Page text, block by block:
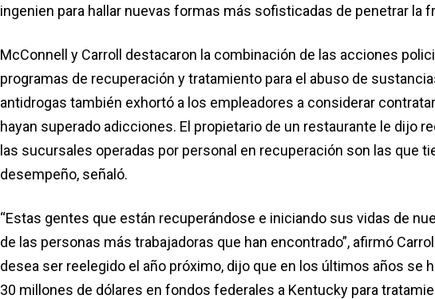
ingenien para hallar nuevas formas más sofisticadas de penetrar la
McConnell y Carroll destacaron la combinación de las acciones
programas de recuperación y tratamiento para el abuso de
antidrogas también exhortó a los empleadores a considerar
hayan superado adicciones. El propietario de un restaurante le dijo
las sucursales operadas por personal en recuperación son las que
desempeño, señaló.
“Estas gentes que están recuperándose e iniciando sus vidas de
de las personas más trabajadoras que han encontrado”, afirmó
desea ser reelegido el año próximo, dijo que en los últimos años se
30 millones de dólares en fondos federales a Kentucky para